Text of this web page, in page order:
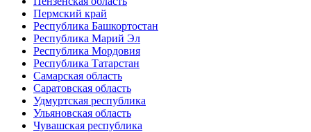
Пермский край
Республика Башкортостан
Республика Марий Эл
Республика Мордовия
Республика Татарстан
Самарская область
Саратовская область
Удмуртская республика
Ульяновская область
Чувашская республика